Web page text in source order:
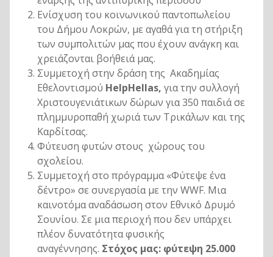
Ενίσχυση του κοινωνικού παντοπωλείου
του Δήμου Λοκρών, με αγαθά για τη στήριξη
των συμπολιτών μας που έχουν ανάγκη και
χρειάζονται βοήθειά μας.
Συμμετοχή στην δράση της Ακαδημίας
Εθελοντισμού HelpHellas, για την συλλογή
Χριστουγενιάτικων δώρων για 350 παιδιά σε
πλημμυροπαθή χωριά των Τρικάλων και της
Καρδίτσας.
Φύτευση φυτών στους χώρους του
σχολείου.
Συμμετοχή στο πρόγραμμα «Φύτεψε ένα
δέντρο» σε συνεργασία με την WWF. Μια
καινοτόμα αναδάσωση στον Εθνικό Δρυμό
Σουνίου. Σε μια περιοχή που δεν υπάρχει
πλέον δυνατότητα φυσικής
αναγέννησης. Στόχος μας: φύτεψη 25.000